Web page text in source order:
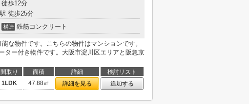
徒歩12分
徒歩25分
構造 鉄筋コンクリート
な物件です。こちらの物件はマンションです。
ター付き物件です。大阪市淀川区エリアと阪急京
間取り 面積 詳細
検討リスト
1LDK 47.88㎡ 詳細を見る 追加する